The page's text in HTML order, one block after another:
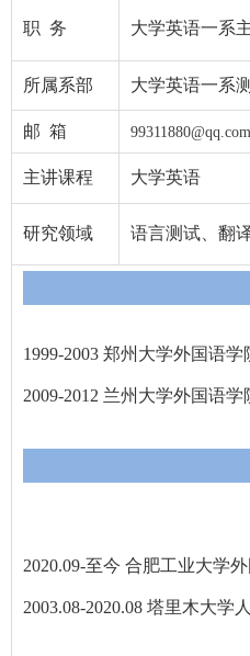
职 务 大学英语一系
所属系部 大学英语一系
邮 箱 99311880@qq.com
主讲课程 大学英语
研究领域 语言测试、翻
1999-2003 郑州大学外国语学
2009-2012 兰州大学外国语学
2020.09-至今 合肥工业大学
2003.08-2020.08 塔里木大学